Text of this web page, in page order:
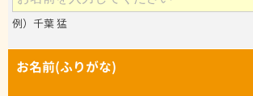
例）千葉 猛
お名前(ふりがな)